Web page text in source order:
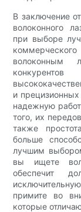
В заключение
волоконного
при выборе
волоконным
и
надежную
того, их
также
больше
лучшим
вы ищете
обеспечит
примите во
которые